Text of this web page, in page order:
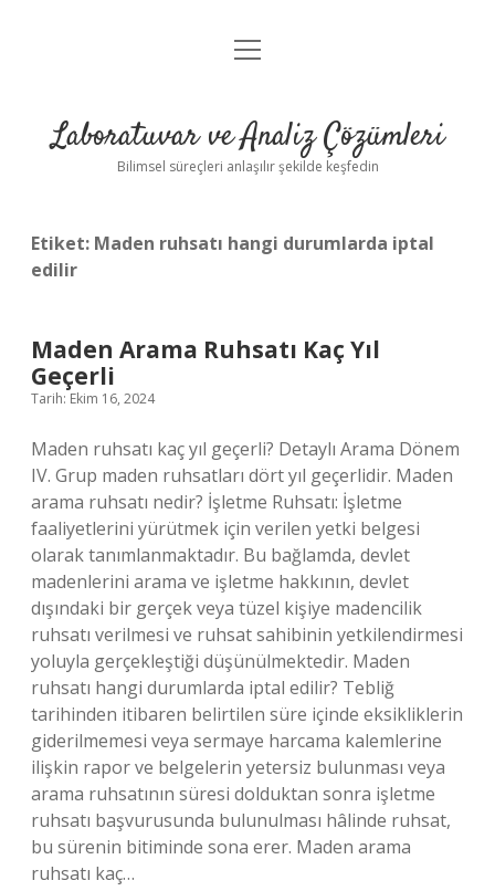
Anasayfa
Yasal Uyarı
menüyü
Laboratuvar ve Analiz Çözümleri
Bilimsel süreçleri anlaşılır şekilde keşfedin
Etiket: Maden ruhsatı hangi durumlarda iptal
edilir
Maden Arama Ruhsatı Kaç Yıl
Geçerli
Tarih: Ekim 16, 2024
Maden ruhsatı kaç yıl geçerli? Detaylı Arama Dönem
IV. Grup maden ruhsatları dört yıl geçerlidir. Maden
arama ruhsatı nedir? İşletme Ruhsatı: İşletme
faaliyetlerini yürütmek için verilen yetki belgesi
olarak tanımlanmaktadır. Bu bağlamda, devlet
madenlerini arama ve işletme hakkının, devlet
dışındaki bir gerçek veya tüzel kişiye madencilik
ruhsatı verilmesi ve ruhsat sahibinin yetkilendirmesi
yoluyla gerçekleştiği düşünülmektedir. Maden
ruhsatı hangi durumlarda iptal edilir? Tebliğ
tarihinden itibaren belirtilen süre içinde eksikliklerin
giderilmemesi veya sermaye harcama kalemlerine
ilişkin rapor ve belgelerin yetersiz bulunması veya
arama ruhsatının süresi dolduktan sonra işletme
ruhsatı başvurusunda bulunulması hâlinde ruhsat,
bu sürenin bitiminde sona erer. Maden arama
ruhsatı kaç…